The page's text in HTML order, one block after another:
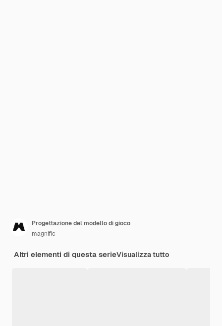
Progettazione del modello di gioco
magnific
Altri elementi di questa serieVisualizza tutto